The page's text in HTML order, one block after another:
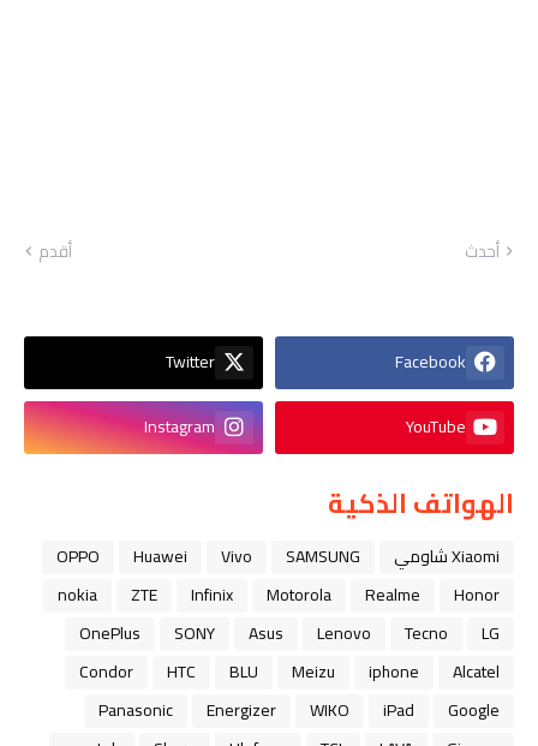
أحدث أقدم
Facebook
Twitter
YouTube
Instagram
الهواتف الذكية
Xiaomi شاومي SAMSUNG
Vivo
Huawei
OPPO
Honor
Realme
Motorola
Infinix
ZTE
nokia
LG
Tecno
Lenovo
Asus
SONY
OnePlus
Alcatel
iphone
Meizu
BLU
HTC
Condor
Google
iPad
WIKO
Energizer
Panasonic